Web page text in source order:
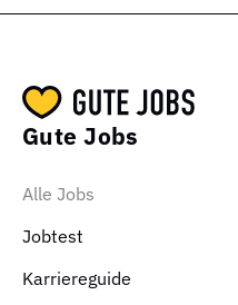
Gute Jobs
Alle Jobs
Jobtest
Karriereguide